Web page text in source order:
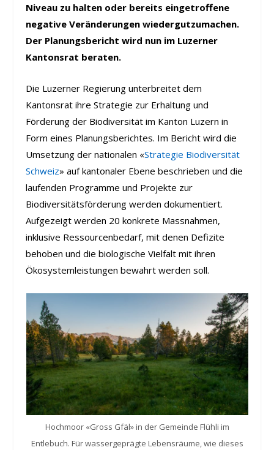
Niveau zu halten oder bereits eingetroffene
negative Veränderungen wiedergutzumachen.
Der Planungsbericht wird nun im Luzerner
Kantonsrat beraten.
Die Luzerner Regierung unterbreitet dem
Kantonsrat ihre Strategie zur Erhaltung und
Förderung der Biodiversität im Kanton Luzern in
Form eines Planungsberichtes. Im Bericht wird die
Umsetzung der nationalen «Strategie Biodiversität
Schweiz» auf kantonaler Ebene beschrieben und die
laufenden Programme und Projekte zur
Biodiversitätsförderung werden dokumentiert.
Aufgezeigt werden 20 konkrete Massnahmen,
inklusive Ressourcenbedarf, mit denen Defizite
behoben und die biologische Vielfalt mit ihren
Ökosystemleistungen bewahrt werden soll.
Hochmoor «Gross Gfäl» in der Gemeinde Flühli im
Entlebuch. Für wassergeprägte Lebensräume, wie dieses